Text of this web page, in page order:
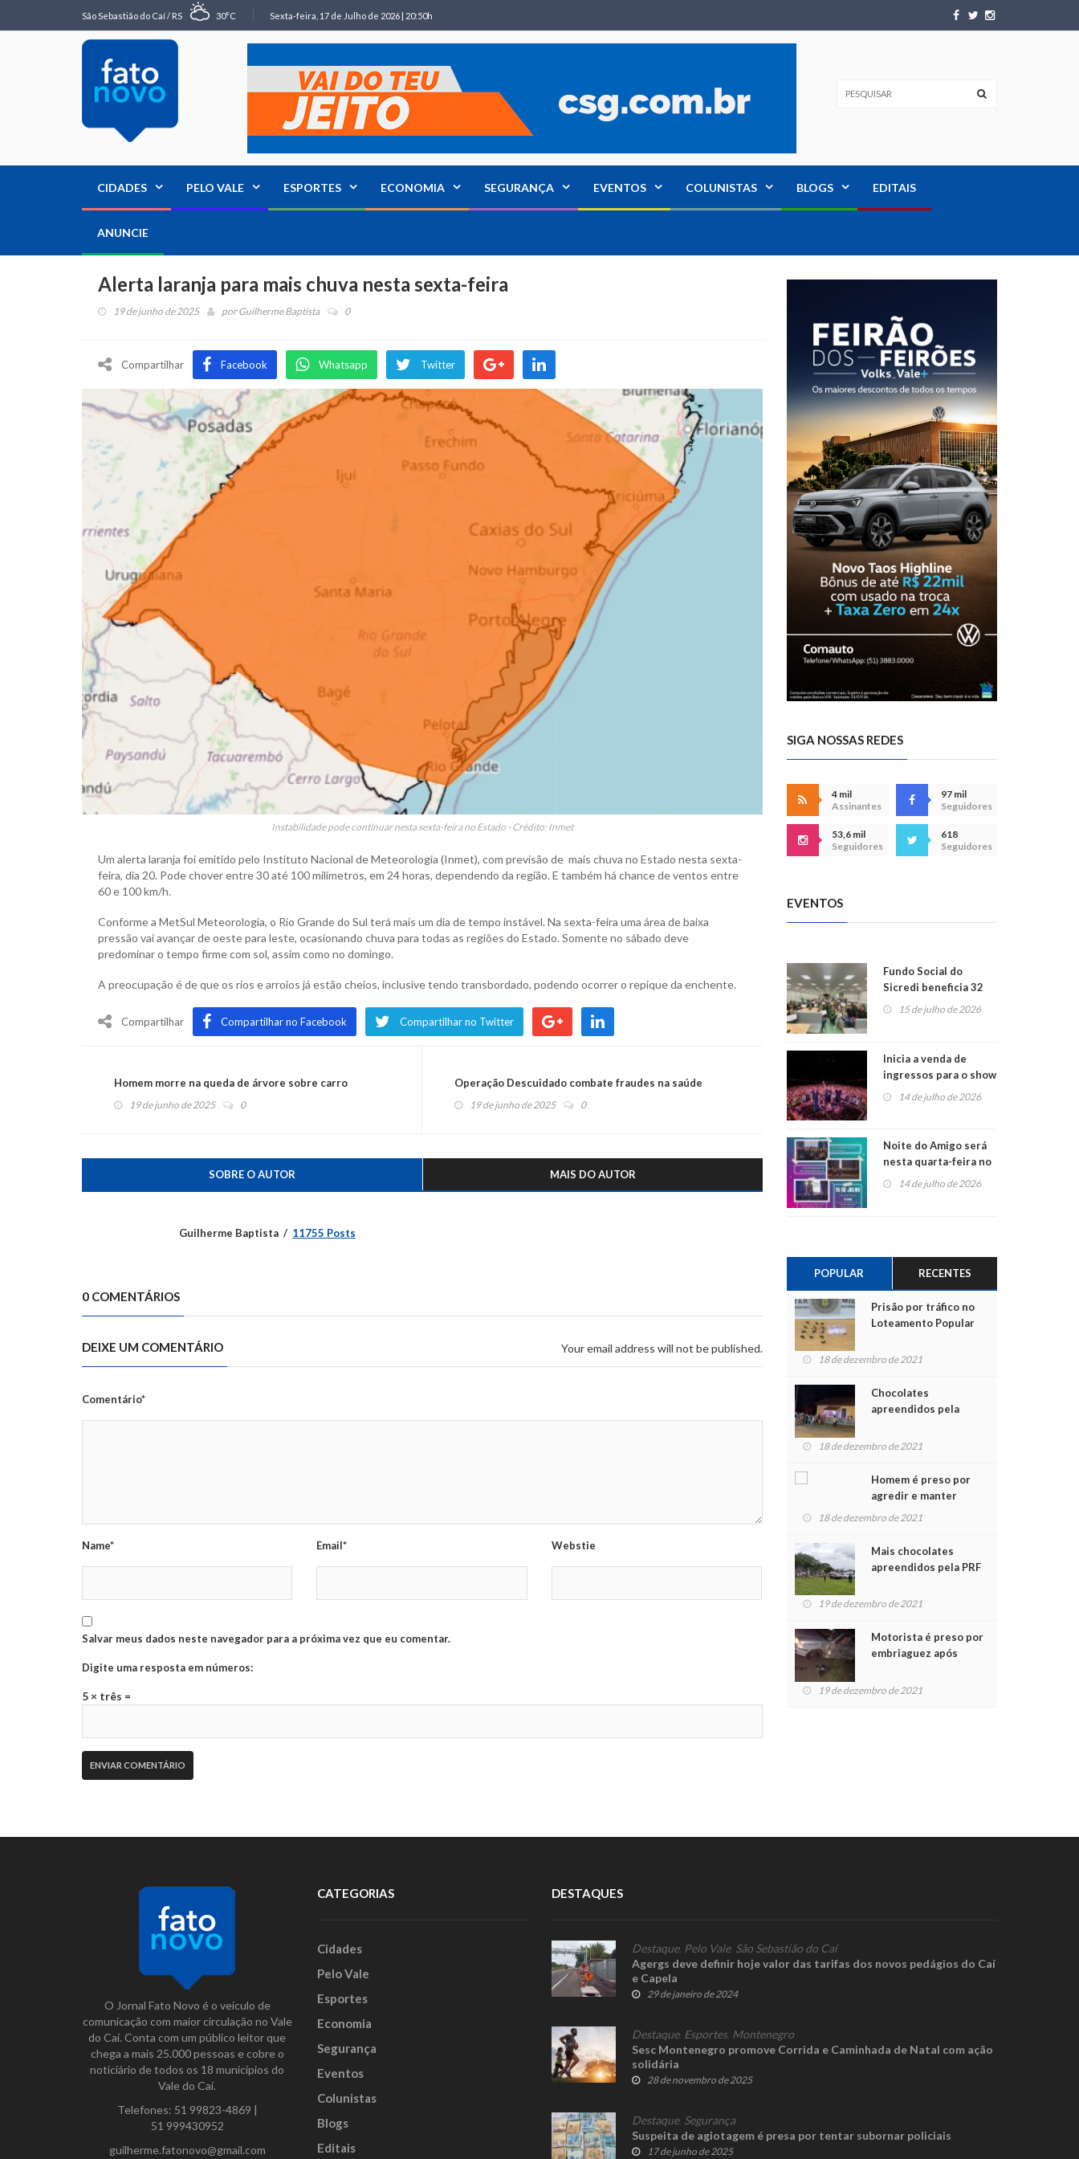
São Sebastião do Caí / RS 30°C Sexta-feira, 17 de Julho de 2026 | 20:50h
CIDADES PELO VALE ESPORTES ECONOMIA SEGURANÇA EVENTOS COLUNISTAS BLOGS EDITAIS
ANUNCIE
Alerta laranja para mais chuva nesta sexta-feira
19 de junho de 2025 porGuilherme Baptista 0
Compartilhar Facebook Whatsapp Twitter
Instabilidade pode continuar nesta sexta-feira no Estado - Crédito: Inmet
Um alerta laranja foi emitido pelo Instituto Nacional de Meteorologia (Inmet), com previsão de mais chuva no Estado nesta sexta-
feira, dia 20. Pode chover entre 30 até 100 milímetros, em 24 horas, dependendo da região. E também há chance de ventos entre
60 e 100 km/h.
Conforme a MetSul Meteorologia, o Rio Grande do Sul terá mais um dia de tempo instável. Na sexta-feira uma área de baixa
pressão vai avançar de oeste para leste, ocasionando chuva para todas as regiões do Estado. Somente no sábado deve
predominar o tempo firme com sol, assim como no domingo.
A preocupação é de que os rios e arroios já estão cheios, inclusive tendo transbordado, podendo ocorrer o repique da enchente.
Compartilhar Compartilhar no Facebook Compartilhar no Twitter
Homem morre na queda de árvore sobre carro
19 de junho de 2025 0
Operação Descuidado combate fraudes na saúde
19 de junho de 2025 0
SOBRE O AUTOR MAIS DO AUTOR
Guilherme Baptista 11755 Posts
0 COMENTÁRIOS
DEIXE UM COMENTÁRIO Your email address will not be published.
Comentário*
Name* Email* Webstie
Salvar meus dados neste navegador para a próxima vez que eu comentar.
Digite uma resposta em números:
5 × três =
SIGA NOSSAS REDES
4 mil
Assinantes
97 mil
Seguidores
53,6 mil
Seguidores
618
Seguidores
EVENTOS
Fundo Social do
Sicredi beneficia 32
projetos em
15 de julho de 2026
Inicia a venda de
ingressos para o show
do Jota Quest nos 45
anos da Sicredi Ouro
14 de julho de 2026
Noite do Amigo será
nesta quarta-feira no
Centro de Cultura de
14 de julho de 2026
POPULAR RECENTES
Prisão por tráfico no
Loteamento Popular
18 de dezembro de 2021
Chocolates
apreendidos pela
para crianças na
18 de dezembro de 2021
Homem é preso por
agredir e manter
mulher em cárcere
18 de dezembro de 2021
Mais chocolates
apreendidos pela PRF
crianças no Natal
19 de dezembro de 2021
Motorista é preso por
embriaguez após
feridos
19 de dezembro de 2021
O Jornal Fato Novo é o veículo de
comunicação com maior circulação no Vale
do Caí. Conta com um público leitor que
chega a mais 25.000 pessoas e cobre o
noticiário de todos os 18 municípios do
Vale do Caí.
Telefones: 51 99823-4869 |
51 999430952
guilherme.fatonovo@gmail.com
CATEGORIAS
Cidades
Pelo Vale
Esportes
Economia
Segurança
Eventos
Colunistas
Blogs
Editais
DESTAQUES
Destaque, Pelo Vale, São Sebastião do Caí
Agergs deve definir hoje valor das tarifas dos novos pedágios do Caí
e Capela
29 de janeiro de 2024
Destaque, Esportes, Montenegro
Sesc Montenegro promove Corrida e Caminhada de Natal com ação
solidária
28 de novembro de 2025
Destaque, Segurança
Suspeita de agiotagem é presa por tentar subornar policiais
17 de junho de 2025